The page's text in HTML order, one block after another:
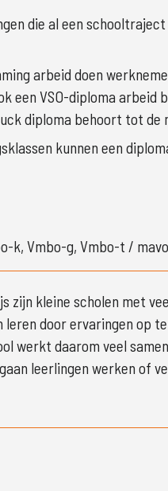
die al een
arbeid doen
een VSO-diploma arbeid
diploma behoort tot de
kunnen een
k, Vmbo-g, Vmbo-t /
zijn kleine scholen met
leren door ervaringen op
werkt daarom veel
leerlingen werken of